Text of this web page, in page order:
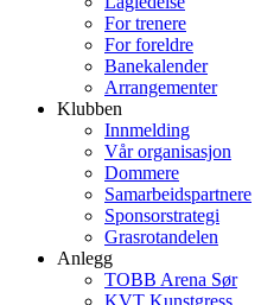
For trenere
For foreldre
Banekalender
Arrangementer
Klubben
Innmelding
Vår organisasjon
Dommere
Samarbeidspartnere
Sponsorstrategi
Grasrotandelen
Anlegg
TOBB Arena Sør
KVT Kunstgress